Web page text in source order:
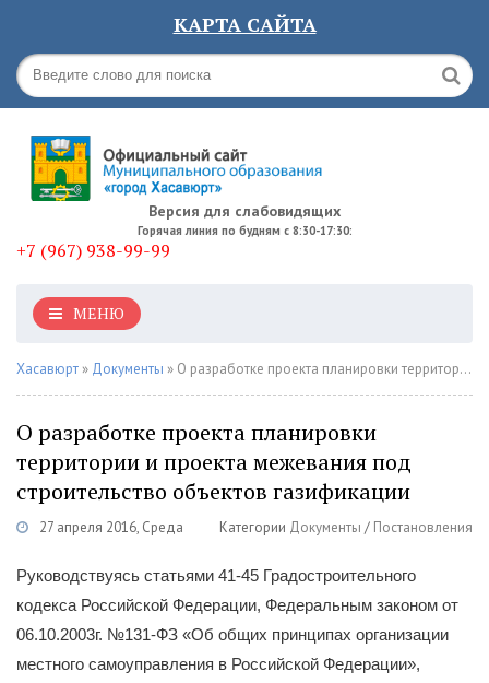
КАРТА САЙТА
Версия для слабовидящих
Горячая линия по будням с 8:30-17:30:
+7 (967) 938-99-99
МЕНЮ
Хасавюрт » Документы » О разработке проекта планировки территории и проекта межевания под строительство объектов газификации
О разработке проекта планировки
территории и проекта межевания под
строительство объектов газификации
27 апреля 2016, Среда Категории Документы / Постановления
Руководствуясь статьями 41-45 Градостроительного
кодекса Российской Федерации, Федеральным законом от
06.10.2003г. №131-ФЗ «Об общих принципах организации
местного самоуправления в Российской Федерации»,